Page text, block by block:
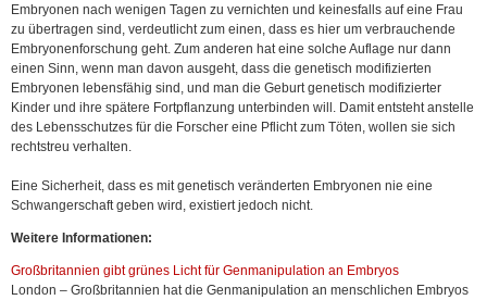
Embryonen nach wenigen Tagen zu vernichten und keinesfalls auf eine Frau
zu übertragen sind, verdeutlicht zum einen, dass es hier um verbrauchende
Embryonenforschung geht. Zum anderen hat eine solche Auflage nur dann
einen Sinn, wenn man davon ausgeht, dass die genetisch modifizierten
Embryonen lebensfähig sind, und man die Geburt genetisch modifizierter
Kinder und ihre spätere Fortpflanzung unterbinden will. Damit entsteht anstelle
des Lebensschutzes für die Forscher eine Pflicht zum Töten, wollen sie sich
rechtstreu verhalten.
Eine Sicherheit, dass es mit genetisch veränderten Embryonen nie eine
Schwangerschaft geben wird, existiert jedoch nicht.
Weitere Informationen:
Großbritannien gibt grünes Licht für Genmanipulation an Embryos
London – Großbritannien hat die Genmanipulation an menschlichen Embryos